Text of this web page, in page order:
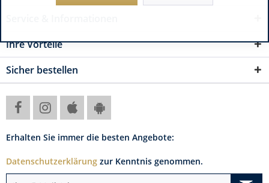
Ihre Vorteile
Sicher bestellen
Erhalten Sie immer die besten Angebote:
Datenschutzerklärung zur Kenntnis genommen.